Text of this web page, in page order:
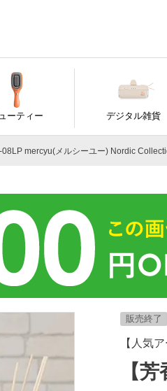
ーティー デジタル雑貨
08LP mercyu(メルシーユー) Nordic
販売終了
【人気
【